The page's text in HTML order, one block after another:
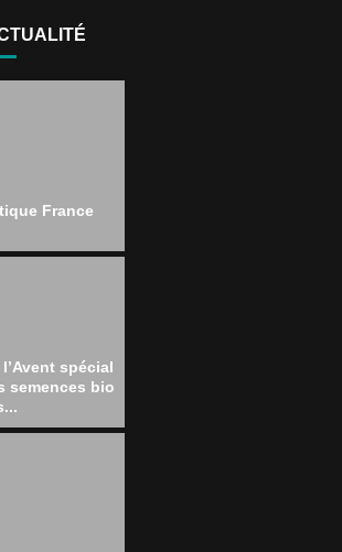
France
spécial
semences bio